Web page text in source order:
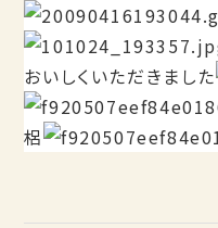
おいしくいただきました
梠